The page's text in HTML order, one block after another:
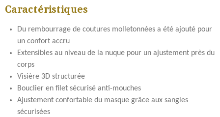
Caractéristiques
Du rembourrage de coutures molletonnées a été ajouté pour
un confort accru
Extensibles au niveau de la nuque pour un ajustement près du
corps
Visière 3D structurée
Bouclier en filet sécurisé anti-mouches
Ajustement confortable du masquegrâce aux sangles
sécurisées